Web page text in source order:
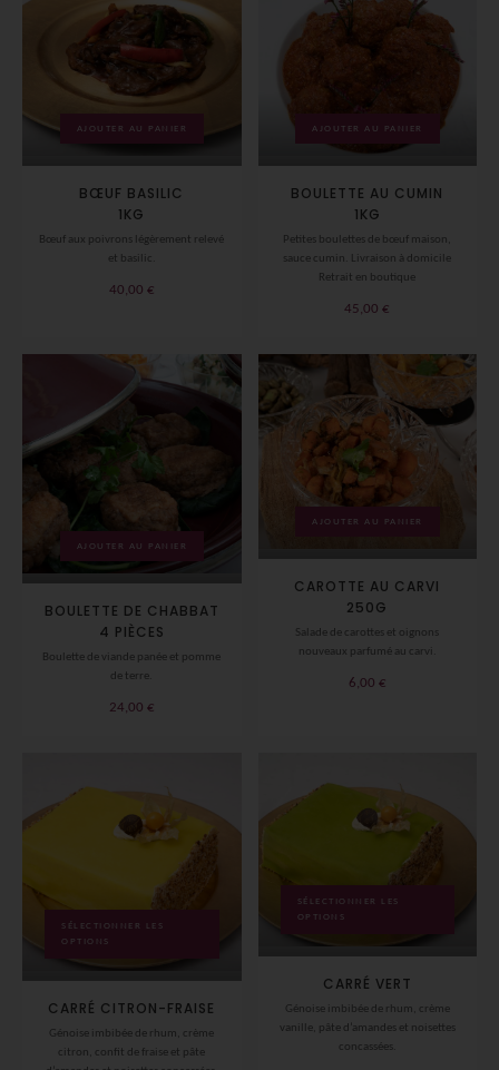
AJOUTER AU PANIER
BŒUF BASILIC
1KG
Bœuf aux poivrons légèrement relevé
et basilic.
40,00 €
AJOUTER AU PANIER
BOULETTE AU CUMIN
1KG
Petites boulettes de bœuf maison,
sauce cumin. Livraison à domicile
Retrait en boutique
45,00€
AJOUTER AU PANIER
BOULETTE DE CHABBAT
4 PIÈCES
Boulette de viande panée et pomme
de terre.
24,00 €
AJOUTER AU PANIER
CAROTTE AU CARVI
250G
Salade de carottes et oignons
nouveaux parfumé au carvi.
6,00 €
SÉLECTIONNER LES
OPTIONS
CARRÉ CITRON-FRAISE
Génoise imbibée de rhum, crème
citron, confit de fraise et pâte
SÉLECTIONNER LES
OPTIONS
CARRÉ VERT
Génoise imbibée de rhum, crème
vanille, pâte d’amandes et noisettes
concassées.